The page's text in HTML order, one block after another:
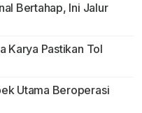
Bertahap, Ini Jalur
Karya Pastikan Tol
Utama Beroperasi